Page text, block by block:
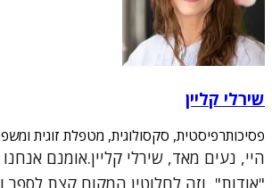
שירלי קליין
פסיכותרפיסטית, סקסולוגית, מטפלת זוגית
היי, נעים מאד, שירלי קליין.אומנם